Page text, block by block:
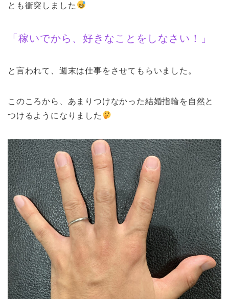
とも衝突しました
「稼いでから、好きなことをしなさい！」
と言われて、週末は仕事をさせてもらいました。
このころから、あまりつけなかった結婚指輪を自然と
つけるようになりました